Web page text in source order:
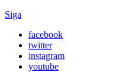
Siga
facebook
twitter
instagram
youtube